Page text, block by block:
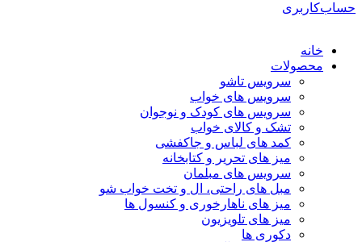
حساب‌کاربری
خانه
محصولات
سرویس تاشو
سرویس های خواب
سرویس های کودک و نوجوان
تشک و کالای خواب
کمد های لباس و جاکفشی
میز های تحریر و کتابخانه
سرویس های مبلمان
مبل های راحتی، ال و تخت خواب شو
میز های ناهارخوری و کنسول ها
میز های تلویزیون
دکوری ها